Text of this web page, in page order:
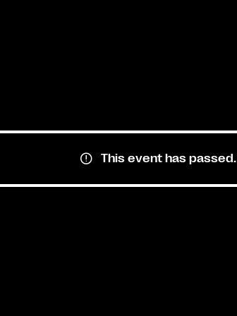
This event has passed.